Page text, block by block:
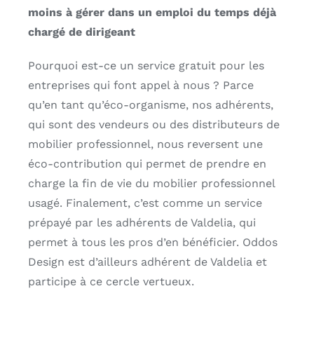
moins à gérer dans un emploi du temps déjà
chargé de dirigeant
Pourquoi est-ce un service gratuit pour les
entreprises qui font appel à nous ? Parce
qu’en tant qu’éco-organisme, nos adhérents,
qui sont des vendeurs ou des distributeurs de
mobilier professionnel, nous reversent une
éco-contribution qui permet de prendre en
charge la fin de vie du mobilier professionnel
usagé. Finalement, c’est comme un service
prépayé par les adhérents de Valdelia, qui
permet à tous les pros d’en bénéficier. Oddos
Design est d’ailleurs adhérent de Valdelia et
participe à ce cercle vertueux.